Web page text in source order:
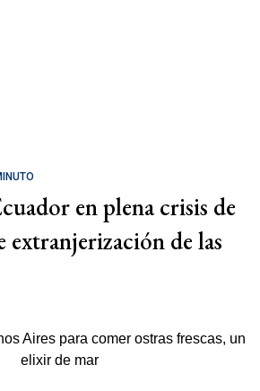
en plena crisis de
extranjerización de las